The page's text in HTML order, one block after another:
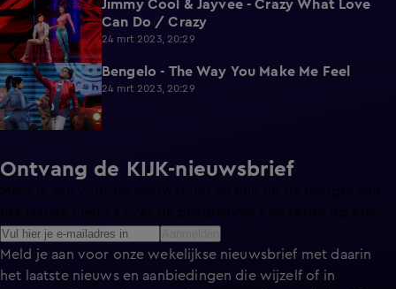
2:02
Jimmy Cool & Jayvee - Crazy What Love
Can Do / Crazy
24 mrt 2023, 20:29
2:10 Bengelo - The Way You Make Me Feel
24 mrt 2023, 20:29
Ontvang de KIJK-nieuwsbrief
Meld je aan voor de nieuwsbrief en blijf op de hoogte van
Meld je aan voor onze wekelijkse nieuwsbrief met daarin
het laatste nieuws en aanbiedingen die wijzelf of in